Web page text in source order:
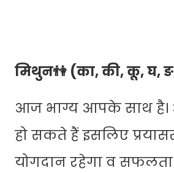
मिथुन👫 (का, की, कू, घ,
आज भाग्य आपके साथ है।
हो सकते हैं इसलिए
योगदान रहेगा व सफलता